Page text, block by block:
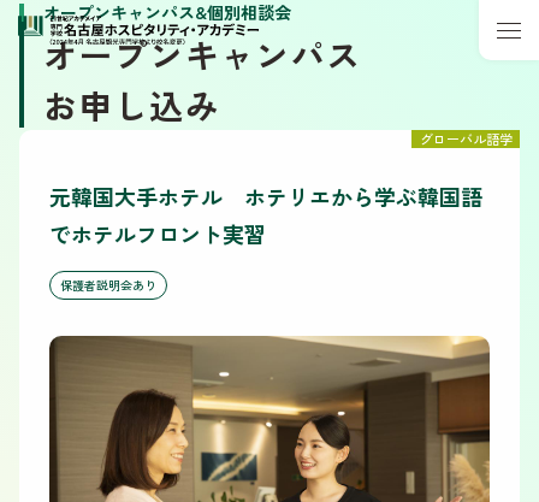
オープンキャンパス&個別相談会
オープンキャンパス
お申し込み
グローバル語学
元韓国大手ホテル ホテリエから学ぶ韓国語
でホテルフロント実習
保護者説明会あり